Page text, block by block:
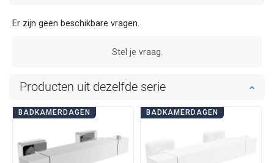
Er zijn geen beschikbare vragen.
Stel je vraag.
Producten uit dezelfde serie
BADKAMERDAGEN BADKAMERDAGEN